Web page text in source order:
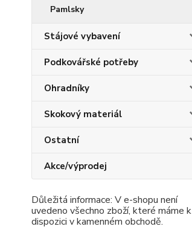
Pamlsky
Stájové vybavení
Podkovářské potřeby
Ohradníky
Skokový materiál
Ostatní
Akce/výprodej
Důležitá informace: V e-shopu není
uvedeno všechno zboží, které máme k
dispozici v kamenném obchodě.